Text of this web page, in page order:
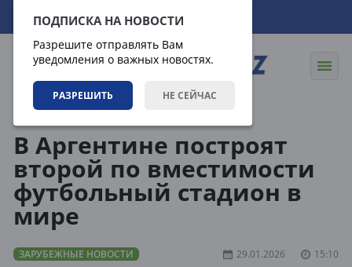
ПОДПИСКА НА НОВОСТИ
Разрешите отправлять Вам
уведомления о важных новостях.
РАЗРЕШИТЬ НЕ СЕЙЧАС
06.08.2026 07:16:37
В Аргентине построят
второй по вместимости
футбольный стадион в
мире
ЗАРУБЕЖНЫЕ НОВОСТИ 29.01.2026 15:10